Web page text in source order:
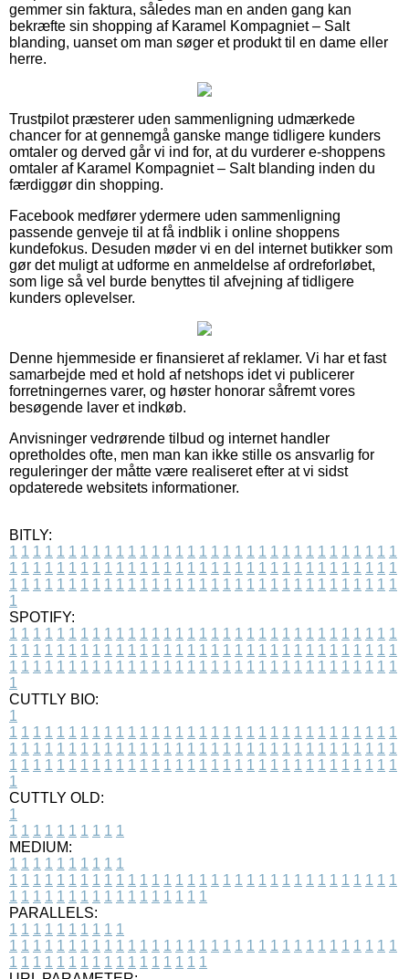
gemmer sin faktura, således man en anden gang kan
bekræfte sin shopping af Karamel Kompagniet – Salt
blanding, uanset om man søger et produkt til en dame eller
herre.
Trustpilot præsterer uden sammenligning udmærkede
chancer for at gennemgå ganske mange tidligere kunders
omtaler og derved går vi ind for, at du vurderer e-shoppens
omtaler af Karamel Kompagniet – Salt blanding inden du
færdiggør din shopping.
Facebook medfører ydermere uden sammenligning
passende genveje til at få indblik i online shoppens
kundefokus. Desuden møder vi en del internet butikker som
gør det muligt at udforme en anmeldelse af ordreforløbet,
som lige så vel burde benyttes til afvejning af tidligere
kunders oplevelser.
Denne hjemmeside er finansieret af reklamer. Vi har et fast
samarbejde med et hold af netshops idet vi publicerer
forretningernes varer, og høster honorar såfremt vores
besøgende laver et indkøb.
Anvisninger vedrørende tilbud og internet handler
opretholdes ofte, men man kan ikke stille os ansvarlig for
reguleringer der måtte være realiseret efter at vi sidst
opdaterede websitets informationer.
BITLY:
1 1 1 1 1 1 1 1 1 1 1 1 1 1 1 1 1 1 1 1 1 1 1 1 1 1 1 1 1 1 1 1 1
1 1 1 1 1 1 1 1 1 1 1 1 1 1 1 1 1 1 1 1 1 1 1 1 1 1 1 1 1 1 1 1 1
1 1 1 1 1 1 1 1 1 1 1 1 1 1 1 1 1 1 1 1 1 1 1 1 1 1 1 1 1 1 1 1 1
1
SPOTIFY:
1 1 1 1 1 1 1 1 1 1 1 1 1 1 1 1 1 1 1 1 1 1 1 1 1 1 1 1 1 1 1 1 1
1 1 1 1 1 1 1 1 1 1 1 1 1 1 1 1 1 1 1 1 1 1 1 1 1 1 1 1 1 1 1 1 1
1 1 1 1 1 1 1 1 1 1 1 1 1 1 1 1 1 1 1 1 1 1 1 1 1 1 1 1 1 1 1 1 1
1
CUTTLY BIO:
1
1 1 1 1 1 1 1 1 1 1 1 1 1 1 1 1 1 1 1 1 1 1 1 1 1 1 1 1 1 1 1 1 1
1 1 1 1 1 1 1 1 1 1 1 1 1 1 1 1 1 1 1 1 1 1 1 1 1 1 1 1 1 1 1 1 1
1 1 1 1 1 1 1 1 1 1 1 1 1 1 1 1 1 1 1 1 1 1 1 1 1 1 1 1 1 1 1 1 1
1
CUTTLY OLD:
1
1 1 1 1 1 1 1 1 1 1
MEDIUM:
1 1 1 1 1 1 1 1 1 1
1 1 1 1 1 1 1 1 1 1 1 1 1 1 1 1 1 1 1 1 1 1 1 1 1 1 1 1 1 1 1 1 1
1 1 1 1 1 1 1 1 1 1 1 1 1 1 1 1 1
PARALLELS:
1 1 1 1 1 1 1 1 1 1
1 1 1 1 1 1 1 1 1 1 1 1 1 1 1 1 1 1 1 1 1 1 1 1 1 1 1 1 1 1 1 1 1
1 1 1 1 1 1 1 1 1 1 1 1 1 1 1 1 1